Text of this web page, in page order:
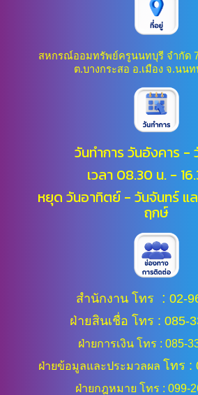
สหกรณ์ออมทรัพย์ครูนนทบุรี จำกัด
ต.บางกระสอ อ.เมือง จ.นนท
วันทำการ วันอังคาร -
เวลา 08.30 น. -
หยุด วันอาทิตย์ - วันจันทร์ แ
ฤกษ์
สำนักงาน โทร : 02-
ฝ่ายสินเชื่อ โทร : 085-
ฝ่ายการเงิน โทร : 085-
ฝ่ายข้อมูลและประมวลผล โทร :
ฝ่ายกฎหมาย โทร : 099-